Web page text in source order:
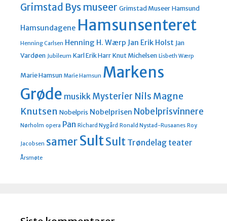
Grimstad Bys museer Grimstad MuseerHamsund
Hamsundagene Hamsunsenteret
Henning Carlsen Henning H. Wærp Jan Erik Holst Jan
Vardøen Jubileum Karl Erik HarrKnut Michelsen Lisbeth Wærp
Marie Hamsun Marie Hamsun Markens
Grøde musikk Mysterier Nils Magne
Knutsen Nobelpris Nobelprisen Nobelprisvinnere
Nørholm opera Pan Richard Nygård Ronald Nystad-Rusaanes Roy
Jacobsen samerSultSult Trøndelag teater
Årsmøte